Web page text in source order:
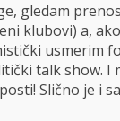
gledam
klubovi) a,
usmerim
talk show. I
Slično je i